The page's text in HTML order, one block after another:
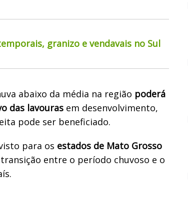
granizo e vendavais no Sul
abaixo da média na região poderá
das lavouras em desenvolvimento,
pode ser beneficiado.
para os estados de Mato Grosso
entre o período chuvoso e o